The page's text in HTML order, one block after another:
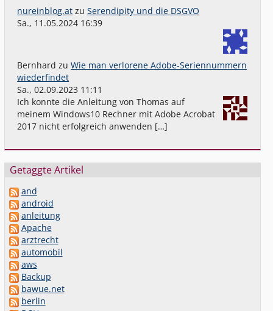
nureinblog.at zuSerendipity und die DSGVO
Sa., 11.05.2024 16:39
Bernhard zuWie man verlorene Adobe-Seriennummern
wiederfindet
Sa., 02.09.2023 11:11
Ich konnte die Anleitung von Thomas auf
meinem Windows10 Rechner mit Adobe Acrobat
2017 nicht erfolgreich anwenden […]
Getaggte Artikel
and
android
anleitung
Apache
arztrecht
automobil
aws
Backup
bawue.net
berlin